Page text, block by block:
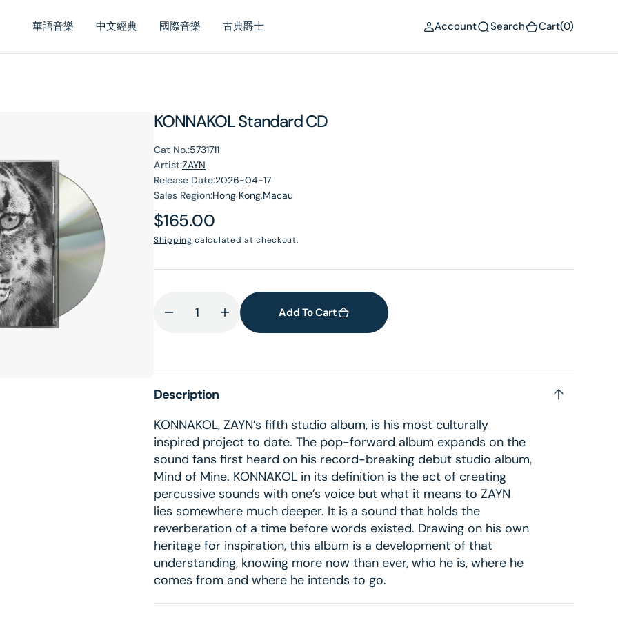
華語音樂 中文經典 國際音樂 古典爵士 Account Search Cart(0)
KONNAKOL Standard CD
Cat No.:5731711
Artist:ZAYN
Release Date:2026-04-17
Sales Region:Hong Kong,Macau
Regular
price
$165.00
Shipping calculated at checkout.
Decrease
KONNAKOL
Standard
CD
Increase
quantity
KONNAKOL
Add To Cart
Description
KONNAKOL, ZAYN’s fifth studio album, is his most culturally
inspired project to date. The pop-forward album expands on the
sound fans first heard on his record-breaking debut studio album,
Mind of Mine. KONNAKOL in its definition is the act of creating
percussive sounds with one’s voice but what it means to ZAYN
lies somewhere much deeper. It is a sound that holds the
reverberation of a time before words existed. Drawing on his own
heritage for inspiration, this album is a development of that
understanding, knowing more now than ever, who he is, where he
comes from and where he intends to go.